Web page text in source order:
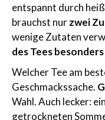
entspannt durch
brauchst nurzwei
wenige Zutaten
des Tees
Welcher Tee am
Geschmackssache.
Wahl. Auch lecker:
getrockneten